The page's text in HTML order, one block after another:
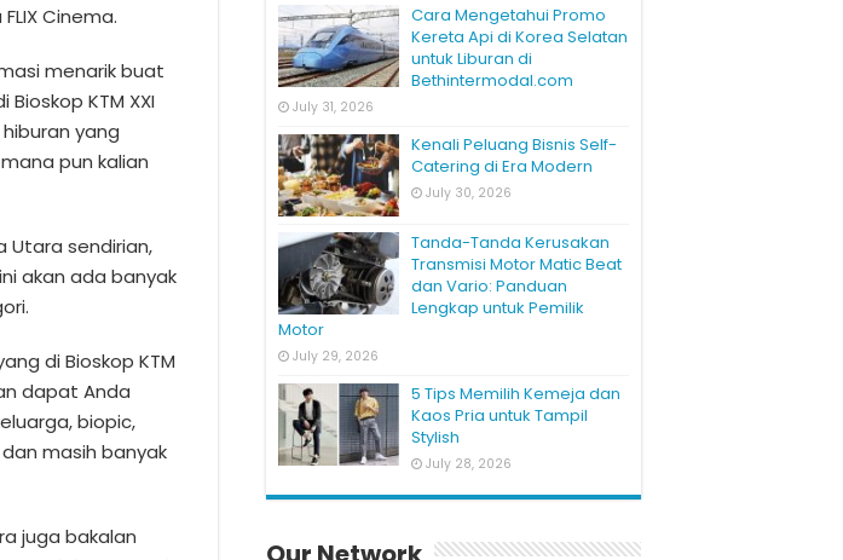
Cinema.
menarik buat
KTM XXI
yang
pun kalian
Utara sendirian,
akan ada banyak
di Bioskop KTM
dapat Anda
biopic,
masih banyak
juga bakalan
Cara Mengetahui Promo
Kereta Api di Korea Selatan
untuk Liburan di
Bethintermodal.com
July 31, 2026
Kenali Peluang Bisnis Self-
Catering di Era Modern
July 30, 2026
Tanda-Tanda Kerusakan
Transmisi Motor Matic Beat
dan Vario: Panduan
Lengkap untuk Pemilik
Motor
July 29, 2026
5 Tips Memilih Kemeja dan
Kaos Pria untuk Tampil
Stylish
July 28, 2026